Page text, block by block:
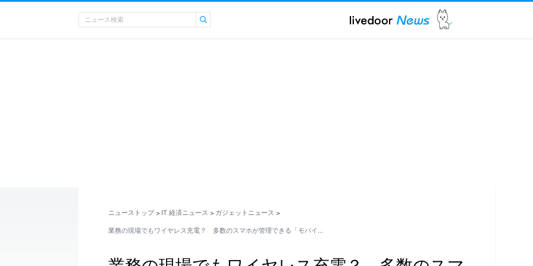
ニューストップ > IT 経済ニュース > ガジェットニュース >
業務の現場でもワイヤレス充電？ 多数のスマホが管理できる「モバイ…